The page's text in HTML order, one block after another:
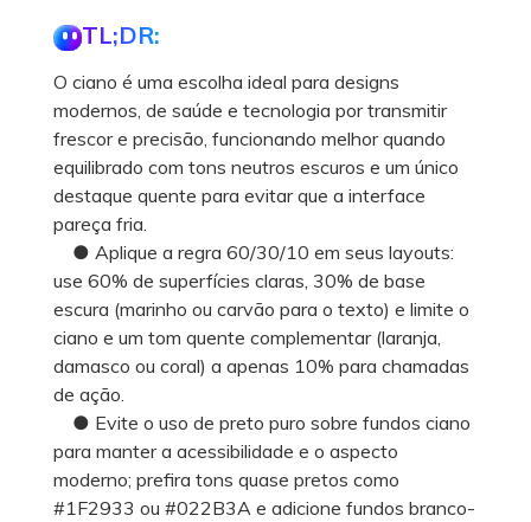
TL;DR:
O ciano é uma escolha ideal para designs
modernos, de saúde e tecnologia por transmitir
frescor e precisão, funcionando melhor quando
equilibrado com tons neutros escuros e um único
destaque quente para evitar que a interface
pareça fria.
● Aplique a regra 60/30/10 em seus layouts:
use 60% de superfícies claras, 30% de base
escura (marinho ou carvão para o texto) e limite o
ciano e um tom quente complementar (laranja,
damasco ou coral) a apenas 10% para chamadas
de ação.
● Evite o uso de preto puro sobre fundos ciano
para manter a acessibilidade e o aspecto
moderno; prefira tons quase pretos como
#1F2933 ou #022B3A e adicione fundos branco-